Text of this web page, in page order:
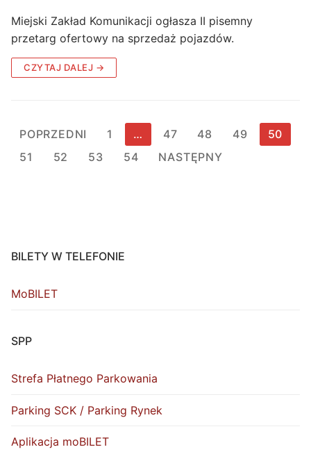
Miejski Zakład Komunikacji ogłasza II pisemny
przetarg ofertowy na sprzedaż pojazdów.
CZYTAJ DALEJ →
Stronicowanie
wpisów
POPRZEDNI 1 … 47 48 49
50
51
52 53 54 NASTĘPNY
BILETY W TELEFONIE
MoBILET
SPP
Strefa Płatnego Parkowania
Parking SCK / Parking Rynek
Aplikacja moBILET